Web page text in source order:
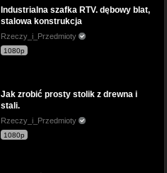
Industrialna szafka RTV. dębowy blat,
stalowa konstrukcja
Rzeczy_i_Przedmioty
1080p
Jak zrobić prosty stolik z drewna i
stali.
Rzeczy_i_Przedmioty
1080p